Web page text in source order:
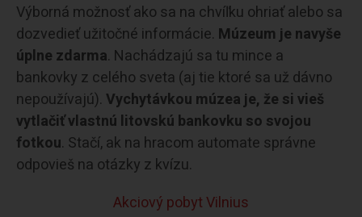
Výborná možnosť ako sa na chvíľku ohriať alebo sa
dozvedieť užitočné informácie. Múzeum je navyše
úplne zdarma. Nachádzajú sa tu mince a
bankovky z celého sveta (aj tie ktoré sa už dávno
nepoužívajú). Vychytávkou múzea je, že si vieš
vytlačiť vlastnú litovskú bankovku so svojou
fotkou. Stačí, ak na hracom automate správne
odpovieš na otázky z kvízu.
Akciový pobyt Vilnius